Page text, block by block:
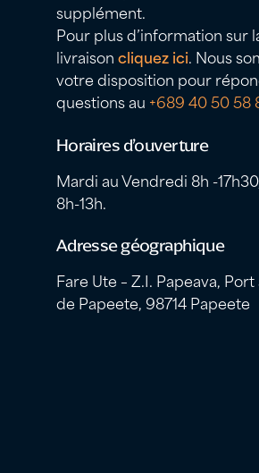
supplément.
Pour plus d’information sur
livraisoncliquez ici. Nous
votre disposition pour
questions au +689 40 50 58
Horaires d’ouverture
Mardi au Vendredi 8h -
8h-13h.
Adresse géographique
Fare Ute – Z.I. Papeava,
de Papeete, 98714 Papeete